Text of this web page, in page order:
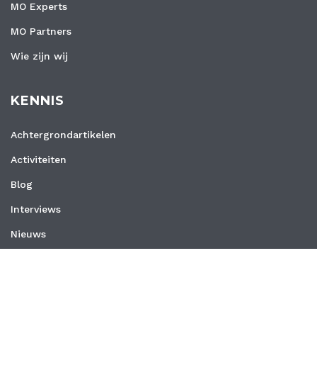
MO Experts
MO Partners
Wie zijn wij
KENNIS
Achtergrondartikelen
Activiteiten
Blog
Interviews
Nieuws